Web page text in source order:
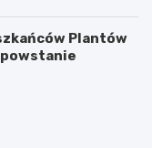
Plantów
powstanie